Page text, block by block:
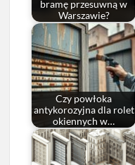
bramę przesuwną w
Warszawie?
Czy powłoka
antykorozyjna dla rolet
okiennych w…